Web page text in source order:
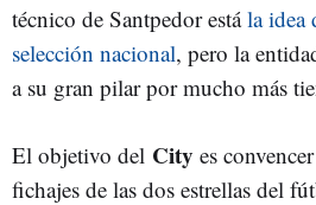
técnico de Santpedor estála idea
selección nacional, pero la
a su gran pilar por mucho más
El objetivo del City es
fichajes de las dos estrellas del